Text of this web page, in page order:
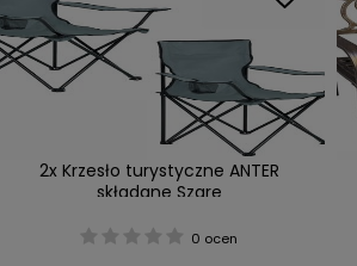
2x Krzesło turystyczne ANTER
składane Szare
0 ocen